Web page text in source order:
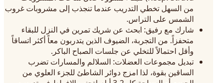
من السهل تخطي التدريب عندما تنجذب إلى مشروبات غروب
الشمس على التراس.
شارك مع رفيق: ابحث عن شريك تمرين في النزل للبقاء
متحفزاً. من التجربة، الضيوف الذين يتدربون معاً أكثر اتساقاً
وأقل احتمالاً للتخلي عن جلسات الصباح الباكر.
تبديل مجموعات العضلات: السلالم والمسارات تضرب
الساقين بقوة، لذا امزج دوائر الشاطئ للجزء العلوي من